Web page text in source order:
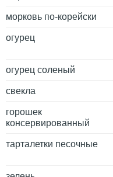
морковь по-корейски
огурец
огурец соленый
свекла
горошек
консервированный
тарталетки песочные